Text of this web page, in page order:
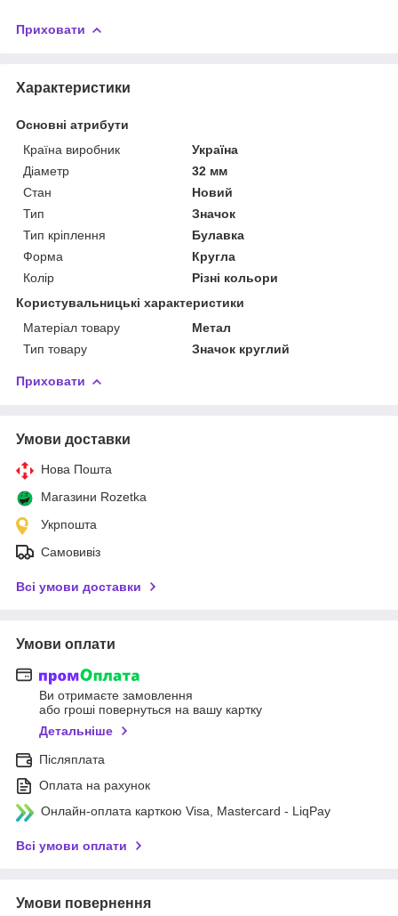
Приховати
Характеристики
Основні атрибути
Країна виробник
Україна
Діаметр
32 мм
Стан
Новий
Тип
Значок
Тип кріплення
Булавка
Форма
Кругла
Колір
Різні кольори
Користувальницькі характеристики
Матеріал товару
Метал
Тип товару
Значок круглий
Приховати
Умови доставки
Нова Пошта
Магазини Rozetka
Укрпошта
Самовивіз
Всі умови доставки
Умови оплати
Ви отримаєте замовлення
або гроші повернуться на вашу картку
Детальніше
Післяплата
Оплата на рахунок
Онлайн-оплата карткою Visa, Mastercard - LiqPay
Всі умови оплати
Умови повернення